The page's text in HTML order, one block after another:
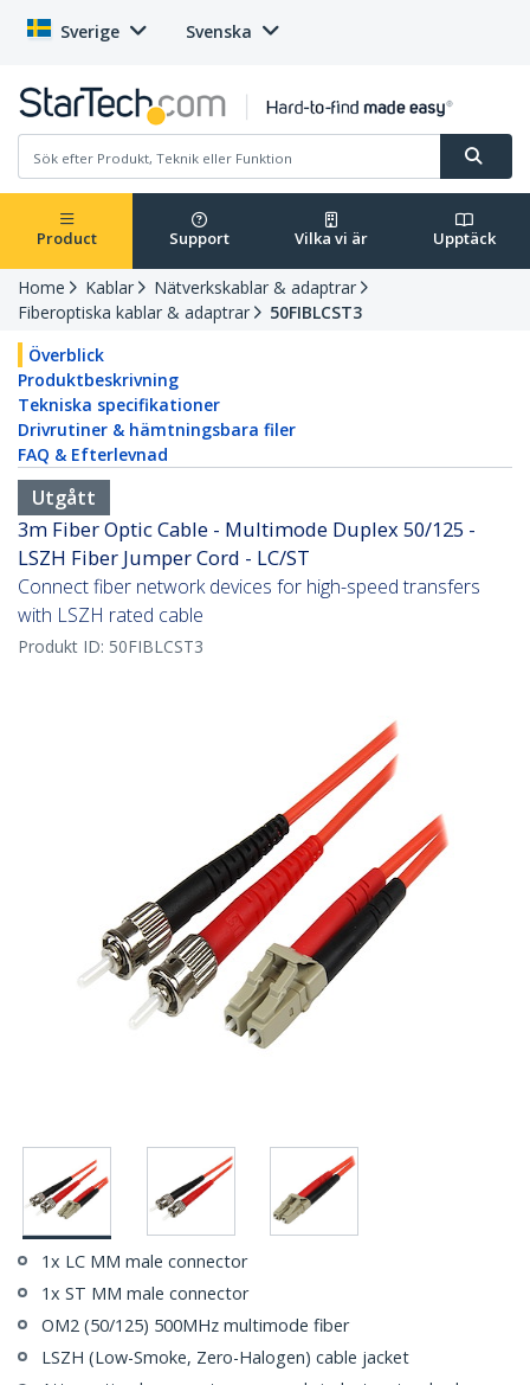
Sverige Svenska
Product Support Vilka vi är Upptäck
Home Kablar
Nätverkskablar & adaptrar
Fiberoptiska kablar & adaptrar
50FIBLCST3
Överblick
Produktbeskrivning
Tekniska specifikationer
Drivrutiner & hämtningsbara filer
FAQ & Efterlevnad
Utgått
3m Fiber Optic Cable - Multimode Duplex 50/125 -
LSZH Fiber Jumper Cord - LC/ST
Connect fiber network devices for high-speed transfers
with LSZH rated cable
Produkt ID: 50FIBLCST3
1x LC MM male connector
1x ST MM male connector
OM2 (50/125) 500MHz multimode fiber
LSZH (Low-Smoke, Zero-Halogen) cable jacket